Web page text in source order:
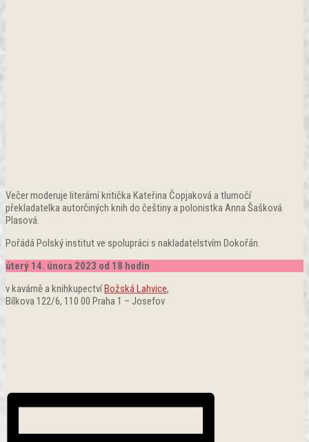
Večer moderuje literární kritička Kateřina Čopjaková a tlumočí
překladatelka autorčiných knih do češtiny a polonistka Anna Šašková
Plasová.
Pořádá Polský institut ve spolupráci s nakladatelstvím Dokořán.
úterý 14. února 2023 od 18 hodin
v kavárně a knihkupectví Božská Lahvice,
Bílkova 122/6, 110 00 Praha 1 – Josefov